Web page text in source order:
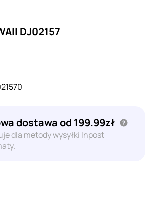
DJ02157
dostawa od 199.99zł
dla metody wysyłki Inpost